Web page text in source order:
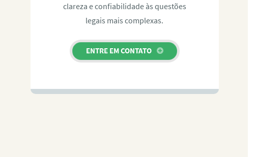
clareza e confiabilidade às questões
legais mais complexas.
ENTRE EM CONTATO